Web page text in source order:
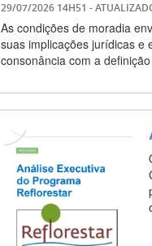
29/07/2026 14H51 -
As condições de moradia
suas implicações jurídicas e
consonância com a